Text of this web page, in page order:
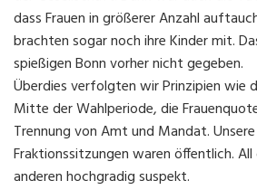
dass Frauen in größerer Anzahl
brachten sogar noch ihre Kinder mit.
spießigen Bonn vorher nicht gegeben.
Überdies verfolgten wir Prinzipien wie
Mitte der Wahlperiode, die
Trennung von Amt und Mandat. Unsere
Fraktionssitzungen waren öffentlich.
anderen hochgradig suspekt.